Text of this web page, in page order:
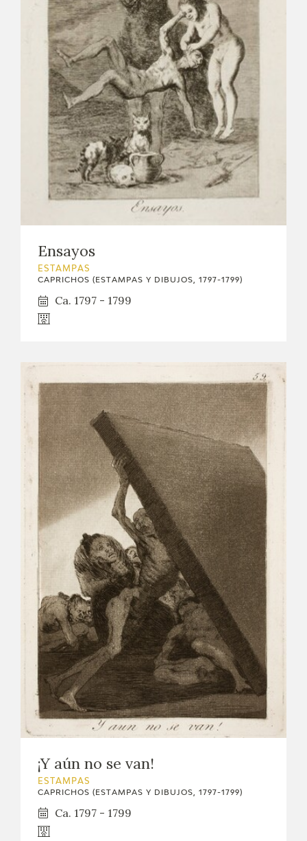
Ensayos
ESTAMPAS
CAPRICHOS (ESTAMPAS Y DIBUJOS, 1797-1799)
Ca. 1797 - 1799
¡Y aún no se van!
ESTAMPAS
CAPRICHOS (ESTAMPAS Y DIBUJOS, 1797-1799)
Ca. 1797 - 1799